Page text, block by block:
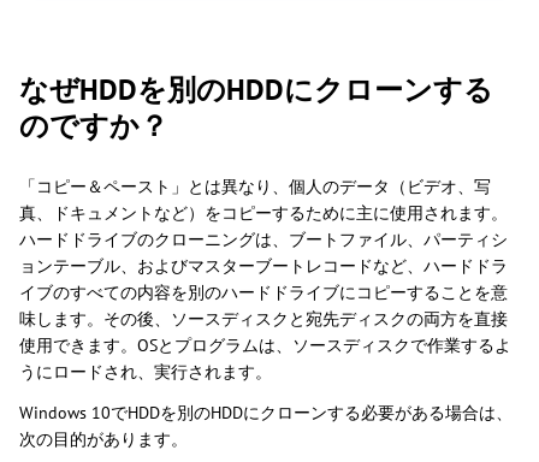
なぜHDDを別のHDDにクローンする
のですか？
「コピー＆ペースト」とは異なり、個人のデータ（ビデオ、写
真、ドキュメントなど）をコピーするために主に使用されます。
ハードドライブのクローニングは、ブートファイル、パーティシ
ョンテーブル、およびマスターブートレコードなど、ハードドラ
イブのすべての内容を別のハードドライブにコピーすることを意
味します。その後、ソースディスクと宛先ディスクの両方を直接
使用できます。OSとプログラムは、ソースディスクで作業するよ
うにロードされ、実行されます。
Windows 10でHDDを別のHDDにクローンする必要がある場合は、
次の目的があります。